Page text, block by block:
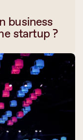
business
startup ?